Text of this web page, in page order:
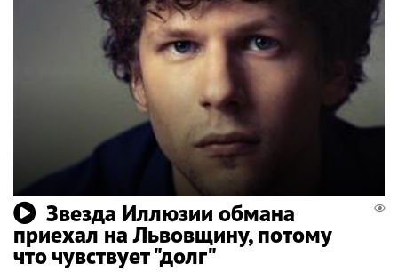
Звезда Иллюзии обмана
приехал на Львовщину, потому
что чувствует "долг"